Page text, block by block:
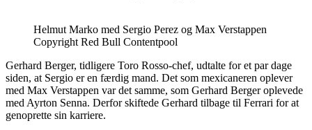
Helmut Marko med Sergio Perez og Max Verstappen
Copyright Red Bull Contentpool
Gerhard Berger, tidligere Toro Rosso-chef, udtalte for et par dage
siden, at Sergio er en færdig mand. Det som mexicaneren oplever
med Max Verstappen var det samme, som Gerhard Berger oplevede
med Ayrton Senna. Derfor skiftede Gerhard tilbage til Ferrari for at
genoprette sin karriere.